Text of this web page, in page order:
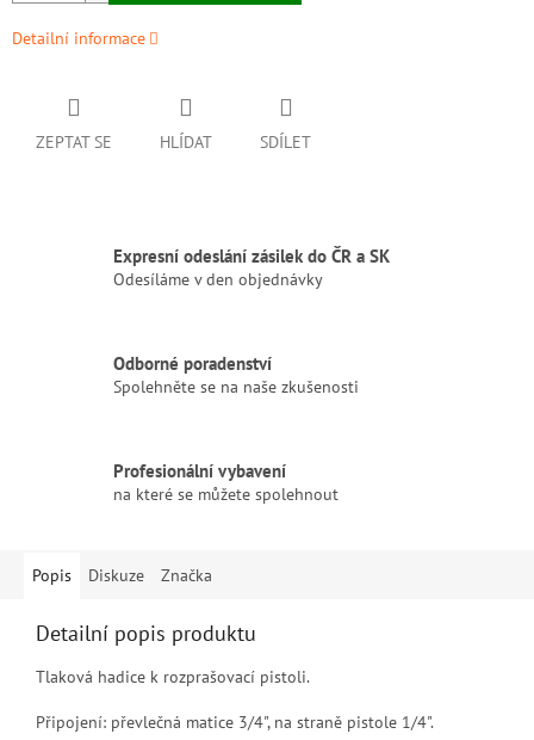
Detailní informace
ZEPTAT SE HLÍDAT SDÍLET
Expresní odeslání zásilek do ČR a SK
Odesíláme v den objednávky
Odborné poradenství
Spolehněte se na naše zkušenosti
Profesionální vybavení
na které se můžete spolehnout
Popis Diskuze Značka
Detailní popis produktu
Tlaková hadice k rozprašovací pistoli.
Připojení: převlečná matice 3/4", na straně pistole 1/4".